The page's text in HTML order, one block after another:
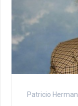
Patricio Herman